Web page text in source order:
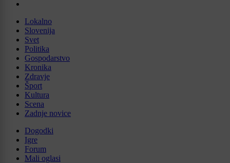
Lokalno
Slovenija
Svet
Politika
Gospodarstvo
Kronika
Zdravje
Šport
Kultura
Scena
Zadnje novice
Dogodki
Igre
Forum
Mali oglasi